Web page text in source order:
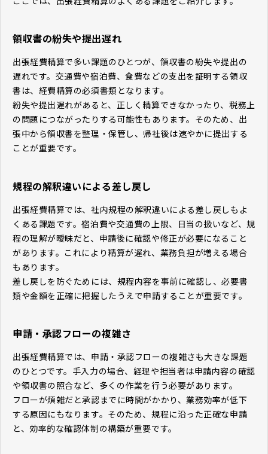
領収書の紛失や提出遅れ
出張経費精算で多い課題のひとつが、領収書の紛失や提出の
遅れです。交通費や宿泊費、食費などの支出を証明する領収
書は、経費精算の必須書類となります。
紛失や提出遅れがあると、正しく精算できなかったり、税務上
の問題につながったりする可能性もあります。そのため、出
張中から領収書を整理・保管し、帰社後は速やかに提出する
ことが重要です。
規程の解釈違いによる差し戻し
出張経費精算では、社内規程の解釈違いによる差し戻しもよ
くある課題です。宿泊費や交通費の上限、日当の扱いなど、規
程の理解が曖昧だと、申請後に確認や修正が必要になること
があります。これにより精算が遅れ、業務負担が増える場合
もあります。
差し戻しを防ぐためには、規程内容を事前に確認し、必要書
類や金額を正確に把握したうえで申請することが重要です。
申請・承認フローの複雑さ
出張経費精算では、申請・承認フローの複雑さも大きな課題
のひとつです。手入力の場合、経理や担当者は申請内容の確認
や領収書の照合など、多くの作業を行う必要があります。
フローが煩雑だと承認までに時間がかかり、業務効率が低下
する原因にもなります。そのため、規程に沿った正確な申請
と、効率的な確認体制の構築が重要です。